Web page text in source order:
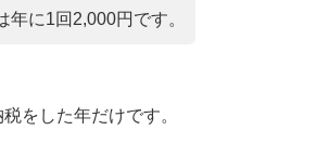
年に1回2,000円です。
をした年だけです。